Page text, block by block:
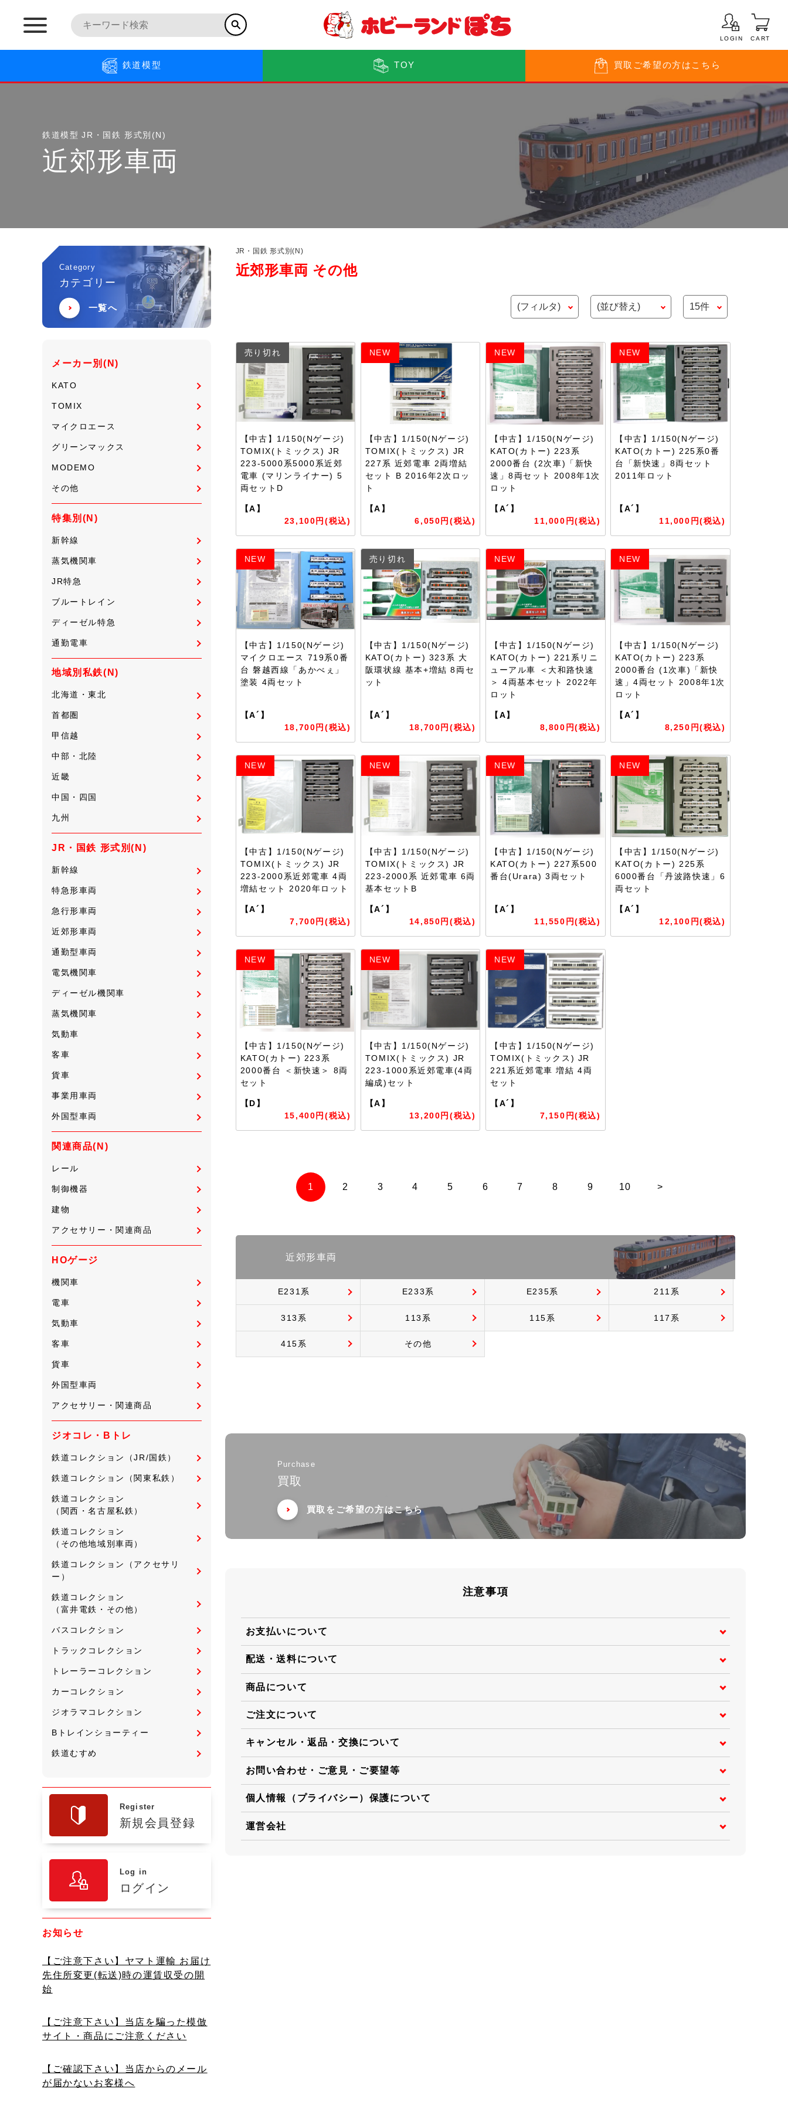
LOGIN CART
鉄道模型 TOY 買取 ご希望の方はこちら
鉄道模型 JR・国鉄 形式別(N)
近郊形車両
Category
カテゴリー
一覧へ
メーカー別(N)
KATO
TOMIX
マイクロエース
グリーンマックス
MODEMO
その他
特集別(N)
新幹線
蒸気機関車
JR特急
ブルートレイン
ディーゼル特急
通勤電車
地域別私鉄(N)
北海道・東北
首都圏
甲信越
中部・北陸
近畿
中国・四国
九州
JR・国鉄 形式別(N)
新幹線
特急形車両
急行形車両
近郊形車両
通勤型車両
電気機関車
ディーゼル機関車
蒸気機関車
気動車
客車
貨車
事業用車両
外国型車両
関連商品(N)
レール
制御機器
建物
アクセサリー・関連商品
HOゲージ
機関車
電車
気動車
客車
貨車
外国型車両
アクセサリー・関連商品
ジオコレ・Bトレ
鉄道コレクション（JR/国鉄）
鉄道コレクション（関東私鉄）
鉄道コレクション
（関西・名古屋私鉄）
鉄道コレクション
（その他地域別車両）
鉄道コレクション（アクセサリ
ー）
鉄道コレクション
（富井電鉄・その他）
バスコレクション
トラックコレクション
トレーラーコレクション
カーコレクション
ジオラマコレクション
Bトレインショーティー
鉄道むすめ
Register
新規会員登録
Log in
ログイン
お知らせ
【ご注意下さい】ヤマト運輸 お届け
先住所変更(転送)時の運賃収受の開
始
【ご注意下さい】当店を騙った模倣
サイト・商品にご注意ください
【ご確認下さい】当店からのメール
が届かないお客様へ
JR・国鉄 形式別(N)
近郊形車両 その他
売り切れ
【中古】1/150(Nゲージ)
TOMIX(トミックス) JR
223-5000系5000系近郊
電車 (マリンライナー) 5
両セットD
【A】
23,100円(税込)
NEW
【中古】1/150(Nゲージ)
TOMIX(トミックス) JR
227系 近郊電車 2両増結
セット B 2016年2次ロッ
ト
【A】
6,050円(税込)
NEW
【中古】1/150(Nゲージ)
KATO(カトー) 223系
2000番台 (2次車)「新快
速」8両セット 2008年1次
ロット
【A´】
11,000円(税込)
NEW
【中古】1/150(Nゲージ)
KATO(カトー) 225系0番
台「新快速」8両セット
2011年ロット
【A´】
11,000円(税込)
NEW
【中古】1/150(Nゲージ)
マイクロエース 719系0番
台 磐越西線「あかべぇ」
塗装 4両セット
【A´】
18,700円(税込)
売り切れ
【中古】1/150(Nゲージ)
KATO(カトー) 323系 大
阪環状線 基本+増結 8両セ
ット
【A´】
18,700円(税込)
NEW
【中古】1/150(Nゲージ)
KATO(カトー) 221系リニ
ューアル車 ＜大和路快速
＞ 4両基本セット 2022年
ロット
【A】
8,800円(税込)
NEW
【中古】1/150(Nゲージ)
KATO(カトー) 223系
2000番台 (1次車)「新快
速」4両セット 2008年1次
ロット
【A´】
8,250円(税込)
NEW
【中古】1/150(Nゲージ)
TOMIX(トミックス) JR
223-2000系近郊電車 4両
増結セット 2020年ロット
【A´】
7,700円(税込)
NEW
【中古】1/150(Nゲージ)
TOMIX(トミックス) JR
223-2000系 近郊電車 6両
基本セットB
【A´】
14,850円(税込)
NEW
【中古】1/150(Nゲージ)
KATO(カトー) 227系500
番台(Urara) 3両セット
【A´】
11,550円(税込)
NEW
【中古】1/150(Nゲージ)
KATO(カトー) 225系
6000番台「丹波路快速」6
両セット
【A´】
12,100円(税込)
NEW
【中古】1/150(Nゲージ)
KATO(カトー) 223系
2000番台 ＜新快速＞ 8両
セット
【D】
15,400円(税込)
NEW
【中古】1/150(Nゲージ)
TOMIX(トミックス) JR
223-1000系近郊電車(4両
編成)セット
【A】
13,200円(税込)
NEW
【中古】1/150(Nゲージ)
TOMIX(トミックス) JR
221系近郊電車 増結 4両
セット
【A´】
7,150円(税込)
1 2 3 4 5 6 7 8 9 10 >
近郊形車両
E231系 E233系 E235系 211系
313系 113系 115系 117系
415系 その他
Purchase
買取
買取をご希望の方はこちら
注意事項
お支払いについて
配送・送料について
商品について
ご注文について
キャンセル・返品・交換について
お問い合わせ・ご意見・ご要望等
個人情報（プライバシー）保護について
運営会社